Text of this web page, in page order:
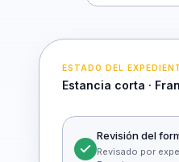
ESTADO DEL
Estancia corta ·
Revisión del
Revisado por